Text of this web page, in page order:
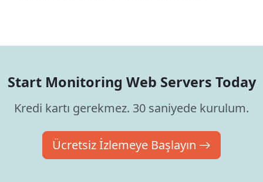
Start Monitoring Web Servers Today
Kredi kartı gerekmez. 30 saniyede kurulum.
Ücretsiz İzlemeye Başlayın